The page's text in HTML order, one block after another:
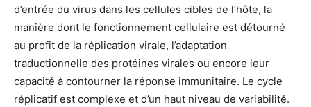
d’entrée du virus dans les cellules cibles de l’hôte, la
manière dont le fonctionnement cellulaire est détourné
au profit de la réplication virale, l’adaptation
traductionnelle des protéines virales ou encore leur
capacité à contourner la réponse immunitaire. Le cycle
réplicatif est complexe et d’un haut niveau de variabilité.